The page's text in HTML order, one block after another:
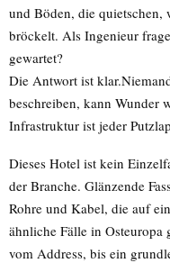
und Böden, die quietschen,
bröckelt. Als Ingenieur
gewartet?
Die Antwort ist
beschreiben, kann Wunder
Infrastruktur ist jeder
Dieses Hotel ist kein
der Branche. Glänzende
Rohre und Kabel, die auf
ähnliche Fälle in Osteuropa
vom Address, bis ein